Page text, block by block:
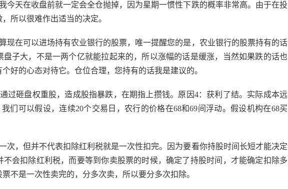
今天在收盘前就一定会全仓抛掉，因为星期一惯性下跌的概率非常高。由于在投
所以很难作出适当的决定。
现在可以进场持有农业银行的股票，唯一提醒您的是，农业银行的股票持有的话
盘子大，不是一两个亿就能拉起来的，所以涨幅的话是缓涨，当然如果跌的话也
好的心态对待它。仓位合理，您持有的话我是建议的。
过砸盘权重股，造成股指暴跌，在期指上攒钱。原因4：获利了结。实际成本远
们可以假设，连续20个交易日，农行的价格在68和69间浮动。假设机构在68买
次，但并不代表扣除红利税就是一次性扣完。因为要看你持股时间长短才能决定
会扣除红利税，而要等到你卖股票的时候，确定了持股时间，才能确定扣除多
不是一次性卖完的，分多次卖，所以要分多次扣除。